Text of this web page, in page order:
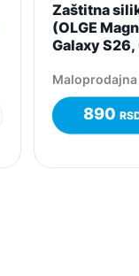
Zaštitna
(OLGE
Galaxy S26,
Maloprodajna
890